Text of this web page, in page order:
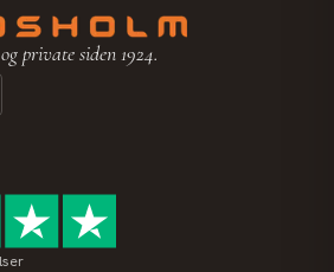
private siden 1924.